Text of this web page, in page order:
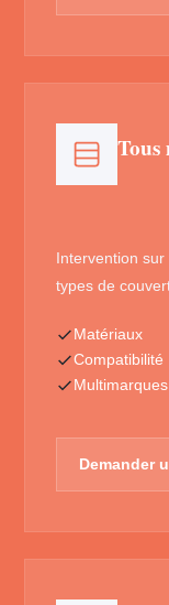
Intervention
types de
Matériaux
Compatibilité
Multimarques
Demander